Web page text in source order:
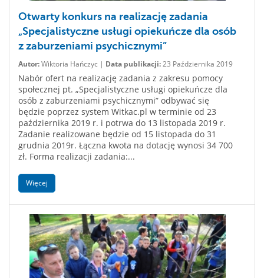
Otwarty konkurs na realizację zadania
„Specjalistyczne usługi opiekuńcze dla osób
z zaburzeniami psychicznymi”
Autor:Wiktoria Hańczyc | Data publikacji:23 Października 2019
Nabór ofert na realizację zadania z zakresu pomocy
społecznej pt. „Specjalistyczne usługi opiekuńcze dla
osób z zaburzeniami psychicznymi” odbywać się
będzie poprzez system Witkac.pl w terminie od 23
października 2019 r. i potrwa do 13 listopada 2019 r.
Zadanie realizowane będzie od 15 listopada do 31
grudnia 2019r. Łączna kwota na dotację wynosi 34 700
zł. Forma realizacji zadania:...
Więcej